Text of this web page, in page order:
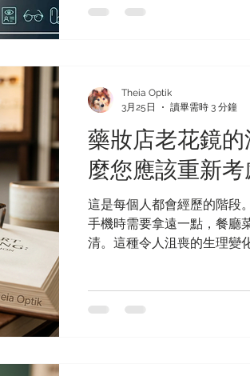
運作的？ 大多數加拿大人
一筆特定的金額（例如
根據您上次理賠的日期或日
查： 許多計劃每 12 到 24
處方鏡片與鏡框： 這包括處
涵蓋處方太陽眼鏡。 「不用
果您在週期內沒有使用這些
週期。當您及時規劃時，您的
藥妝店老花鏡
麼您應該重新考
這是每個人都會經歷的階段
手機時需要拿遠一點，餐廳
清。這種令人沮喪的生理變
Theia Optik
3月25日
讀畢需時 3 分鐘